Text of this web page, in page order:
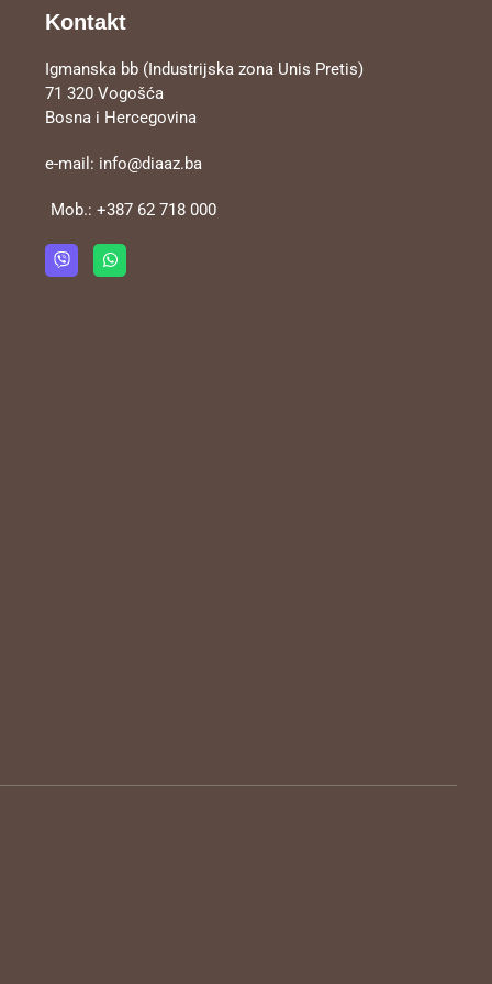
Kontakt
Igmanska bb (Industrijska zona Unis Pretis)
71 320 Vogošća
Bosna i Hercegovina
e-mail: info@diaaz.ba
Mob.:+387 62 718 000